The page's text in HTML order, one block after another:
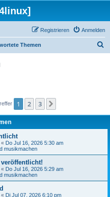
Anmelden
Registrieren
Themen
1 2 3
« Do Jul 16, 2026 5:30 am
musikmachen
veröffentlicht!
« Do Jul 16, 2026 5:29 am
musikmachen
« Di Jul 07, 2026 6:10 pm